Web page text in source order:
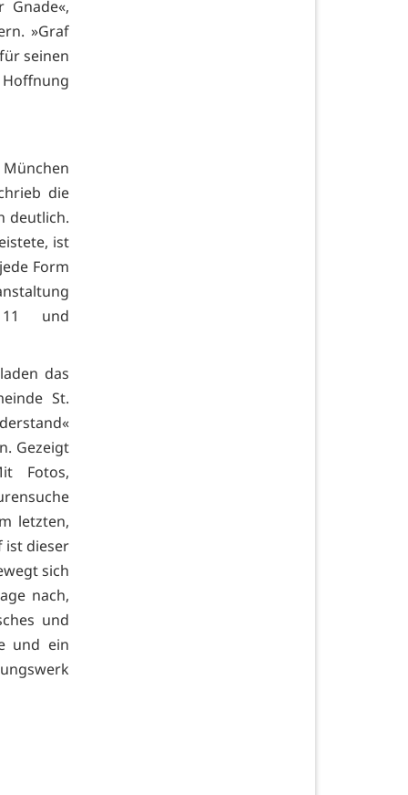
»Graf
seinen
die
deutlich.
ist
Form
und
das
St.
Gezeigt
Fotos,
letzten,
ist dieser
sich
nach,
und
und ein